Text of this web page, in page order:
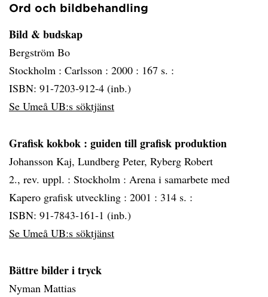
Ord och bildbehandling
Bild & budskap
Bergström Bo
Stockholm : Carlsson : 2000 : 167 s. :
ISBN: 91-7203-912-4 (inb.)
Se Umeå UB:s söktjänst
Grafisk kokbok : guiden till grafisk produktion
Johansson Kaj, Lundberg Peter, Ryberg Robert
2., rev. uppl. : Stockholm : Arena i samarbete med
Kapero grafisk utveckling : 2001 : 314 s. :
ISBN: 91-7843-161-1 (inb.)
Se Umeå UB:s söktjänst
Bättre bilder i tryck
Nyman Mattias